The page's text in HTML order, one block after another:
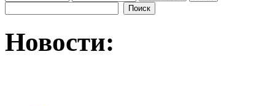
Новости: